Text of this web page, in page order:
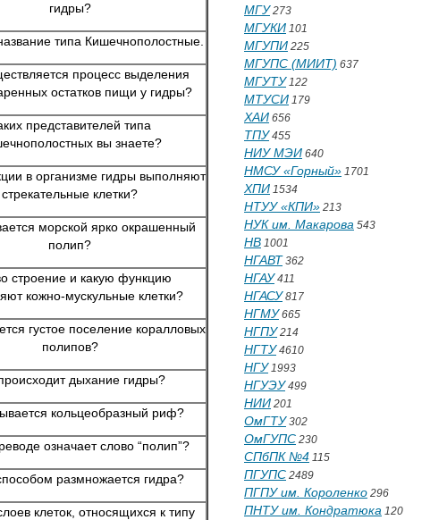
гидры?
типа Кишечнополостные.
процесс выделения
остатков пищи у гидры?
представителей типа
вы знаете?
в организме гидры выполняют
стрекательные клетки?
морской ярко окрашенный
полип?
строение и какую функцию
кожно-мускульные клетки?
густое поселение коралловых
полипов?
дыхание гидры?
кольцеобразный риф?
означает слово “полип”?
размножается гидра?
клеток, относящихся к типу
МГУ273
МГУКИ 101
МГУПИ 225
МГУПС (МИИТ) 637
МГУТУ122
МТУСИ 179
ХАИ 656
ТПУ455
НИУ МЭИ 640
НМСУ «Горный» 1701
ХПИ 1534
НТУУ «КПИ» 213
НУК им. Макарова 543
НВ 1001
НГАВТ 362
НГАУ411
НГАСУ817
НГМУ665
НГПУ214
НГТУ4610
НГУ1993
НГУЭУ499
НИИ 201
ОмГТУ302
ОмГУПС 230
СПбПК №4 115
ПГУПС 2489
ПГПУ им. Короленко 296
ПНТУ им. Кондратюка 120